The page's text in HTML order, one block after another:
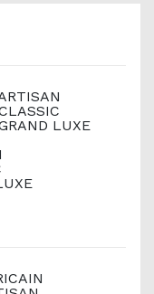
LUXE